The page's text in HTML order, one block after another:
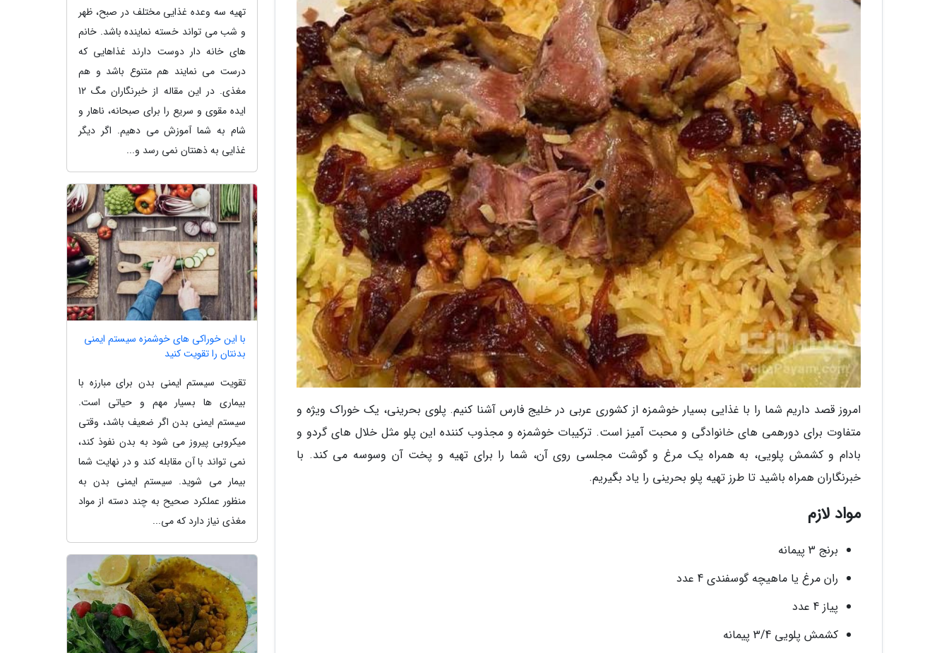
امروز قصد داریم شما را با غذایی بسیار خوشمزه از کشوری عربی در خلیج فارس آشنا کنیم. پلوی بحرینی، یک خوراک ویژه و
متفاوت برای دورهمی های خانوادگی و محبت آمیز است. ترکیبات خوشمزه و مجذوب کننده این پلو مثل خلال های گردو و
بادام و کشمش پلویی، به همراه یک مرغ و گوشت مجلسی روی آن، شما را برای تهیه و پخت آن وسوسه می کند. با
خبرنگاران همراه باشید تا طرز تهیه پلو بحرینی را یاد بگیریم.
مواد لازم
برنج 3 پیمانه
ران مرغ یا ماهیچه گوسفندی 4 عدد
پیاز 4 عدد
کشمش پلویی 3/4 پیمانه
تهیه سه وعده غذایی مختلف در صبح، ظهر
و شب می تواند خسته نماینده باشد. خانم
های خانه دار دوست دارند غذاهایی که
درست می نمایند هم متنوع باشد و هم
مغذی. در این مقاله از خبرنگاران مگ 12
ایده مقوی و سریع را برای صبحانه، ناهار و
شام به شما آموزش می دهیم. اگر دیگر
غذایی به ذهنتان نمی رسد و...
با این خوراکی های خوشمزه سیستم ایمنی
بدنتان را تقویت کنید
تقویت سیستم ایمنی بدن برای مبارزه با
بیماری ها بسیار مهم و حیاتی است.
سیستم ایمنی بدن اگر ضعیف باشد، وقتی
میکروبی پیروز می شود به بدن نفوذ کند،
نمی تواند با آن مقابله کند و در نهایت شما
بیمار می شوید. سیستم ایمنی بدن به
منظور عملکرد صحیح به چند دسته از مواد
مغذی نیاز دارد که می...